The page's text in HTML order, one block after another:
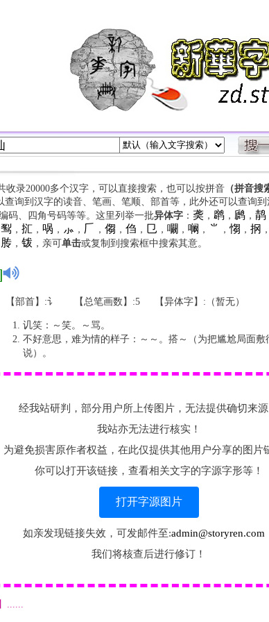
收录20000多个汉字，可以直接搜索，也可以按拼音（拼音搜
查询到汉字的读音、笔画、笔顺、部首等，此外还可以查询
码、四角号码等等。这里列举一批异体字： 䶮 ， 䴙， 䴘， 䴖
䴕， 㧟 ， 㖞 ， ⺗ ， 𠂆 ， 㑳 ， 㑇 ， 㔾 ， 㘚 ， 㘎 ， ⺌ ， 㥮 ， 㧏 ，
䏝， 䥽，亲可单击或复制到搜索框中搜索其意。
【部首】:讠 【总笔画数】:5 【异体字】:（暂无）
讥笑：～笑。～骂。
不好意思，难为情的样子：～～。搭～（为把尴尬局面敷
说）。
经我站研判，部分用户所上传图片，无法提供确切来源
我站亦无法进行核实！
为避免损害原作者权益，在此仅提供其他用户分享的图片
你可以打开该链接，查看相关文字的字源字形等！
打开字源图片
如亲发现链接失效，可发邮件至:admin@storyren.com
我们将核查后进行修订！
......